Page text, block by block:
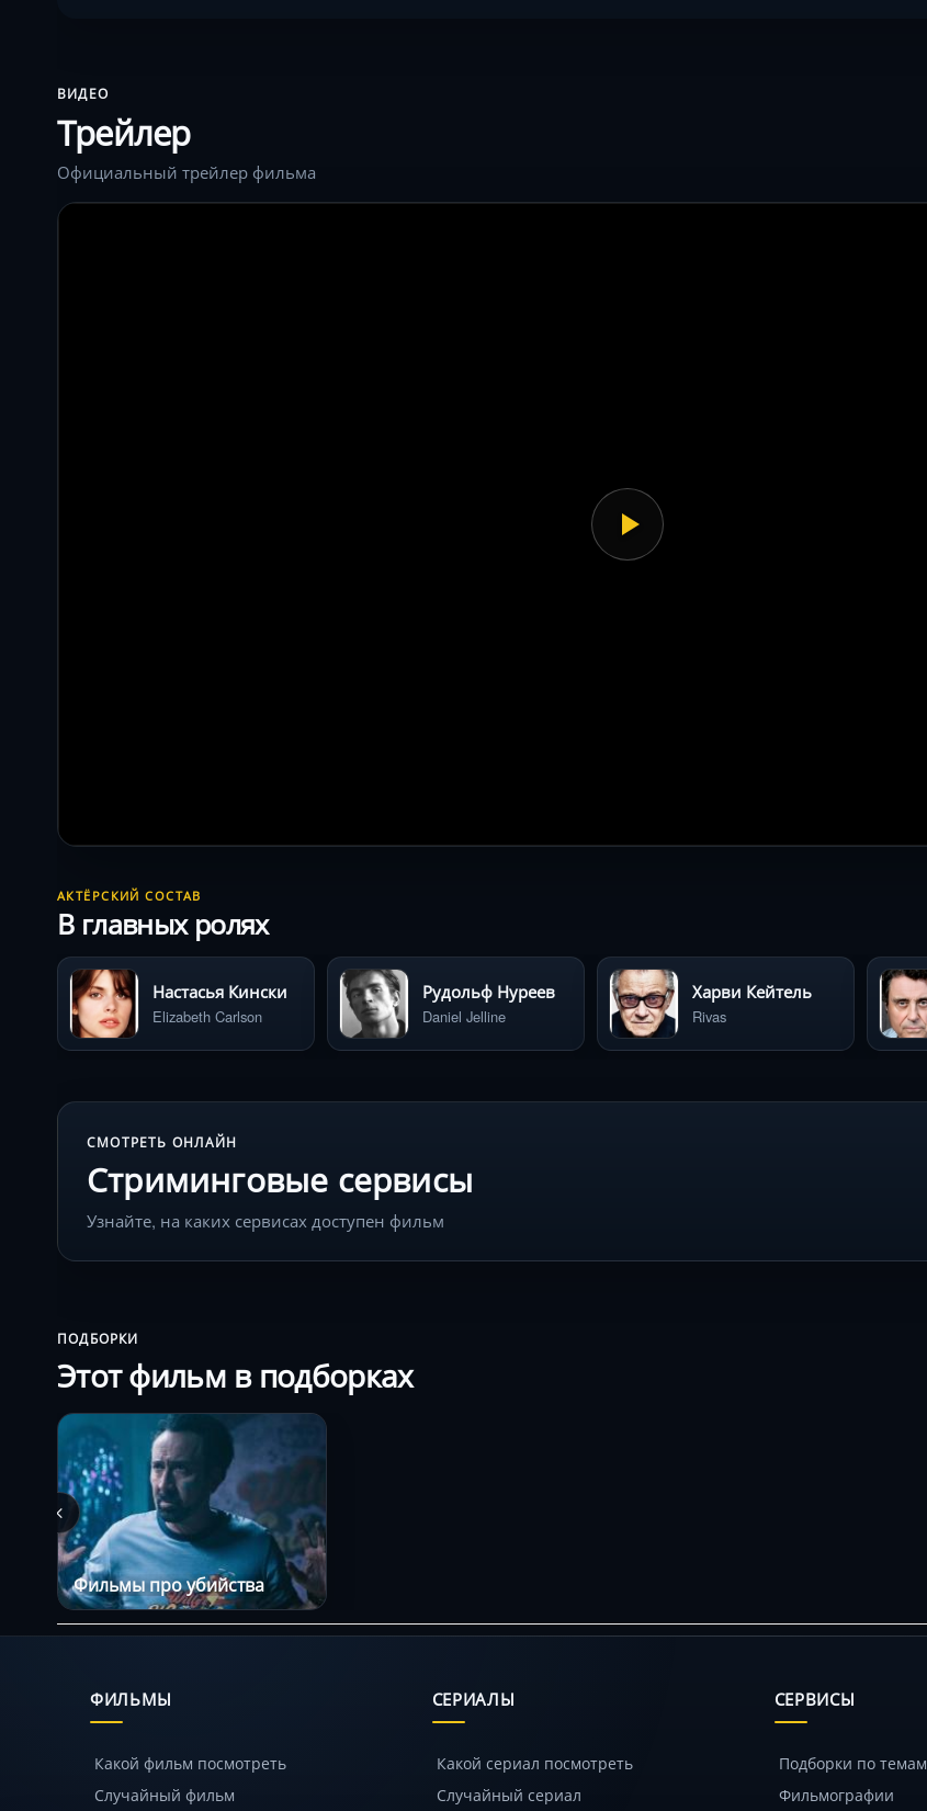
ВИДЕО
Трейлер
Официальный трейлер фильма
АКТЁРСКИЙ СОСТАВ
В главных ролях
Настасья Кински
Elizabeth Carlson
Рудольф Нуреев
Daniel Jelline
Харви Кейтель
Rivas
СМОТРЕТЬ ОНЛАЙН
Стриминговые сервисы
Узнайте, на каких сервисах доступен фильм
ПОДБОРКИ
Этот фильм в подборках
Фильмы про убийства
ФИЛЬМЫ
Какой фильм посмотреть
Случайный фильм
СЕРИАЛЫ
Какой сериал посмотреть
Случайный сериал
СЕРВИСЫ
Подборки по темам
Фильмографии